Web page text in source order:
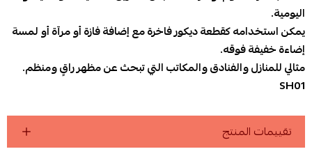
اليومية.
يمكن استخدامه كقطعة ديكور فاخرة مع إضافة فازة أو مرآة أو لمسة
إضاءة خفيفة فوقه.
مثالي للمنازل والفنادق والمكاتب التي تبحث عن مظهر راقٍ ومنظم.
SH01
تقييمات المنتج